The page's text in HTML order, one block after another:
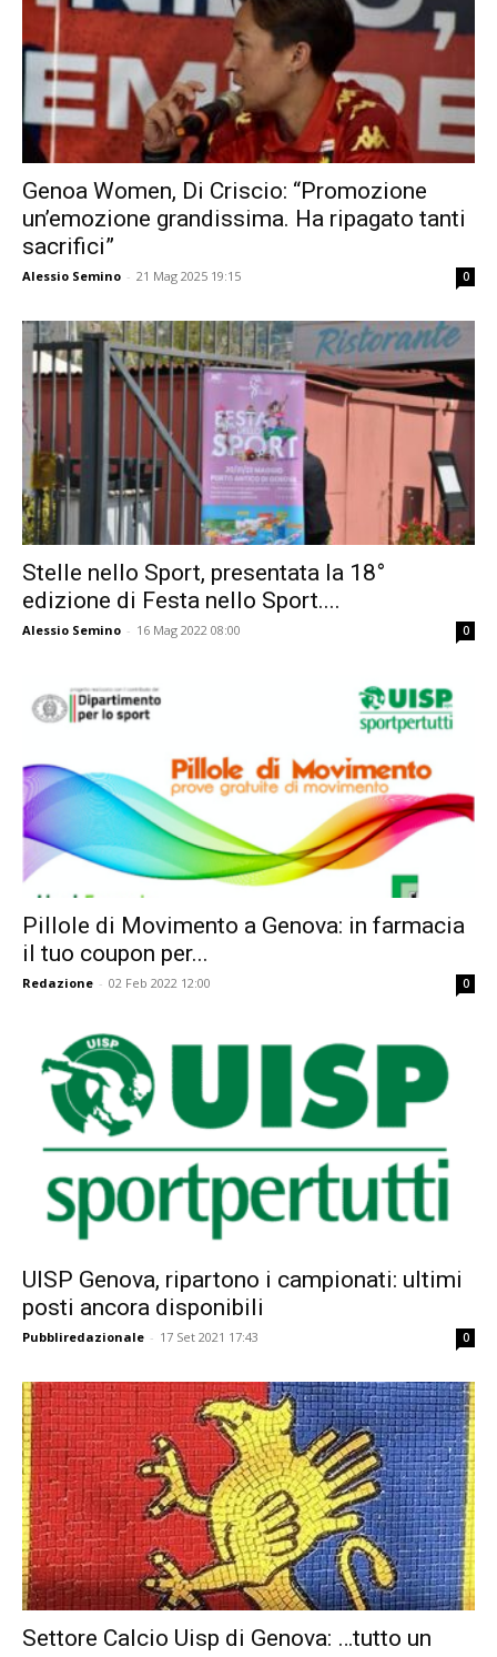
Genoa Women, Di Criscio: “Promozione
un’emozione grandissima. Ha ripagato tanti
sacrifici”
Alessio Semino - 21 Mag 2025 19:15 0
Stelle nello Sport, presentata la 18°
edizione di Festa nello Sport....
Alessio Semino - 16 Mag 2022 08:00 0
Pillole di Movimento a Genova: in farmacia
il tuo coupon per...
Redazione - 02 Feb 2022 12:00 0
UISP Genova, ripartono i campionati: ultimi
posti ancora disponibili
Pubbliredazionale - 17 Set 2021 17:43 0
Settore Calcio Uisp di Genova: …tutto un